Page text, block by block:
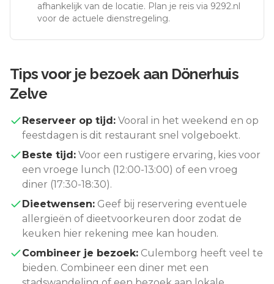
afhankelijk van de locatie. Plan je reis via 9292.nl
voor de actuele dienstregeling.
Tips voor je bezoek aan Dönerhuis
Zelve
Reserveer op tijd: Vooral in het weekend en op
feestdagen is dit restaurant snel volgeboekt.
Beste tijd: Voor een rustigere ervaring, kies voor
een vroege lunch (12:00-13:00) of een vroeg
diner (17:30-18:30).
Dieetwensen: Geef bij reservering eventuele
allergieën of dieetvoorkeuren door zodat de
keuken hier rekening mee kan houden.
Combineer je bezoek: Culemborg heeft veel te
bieden. Combineer een diner met een